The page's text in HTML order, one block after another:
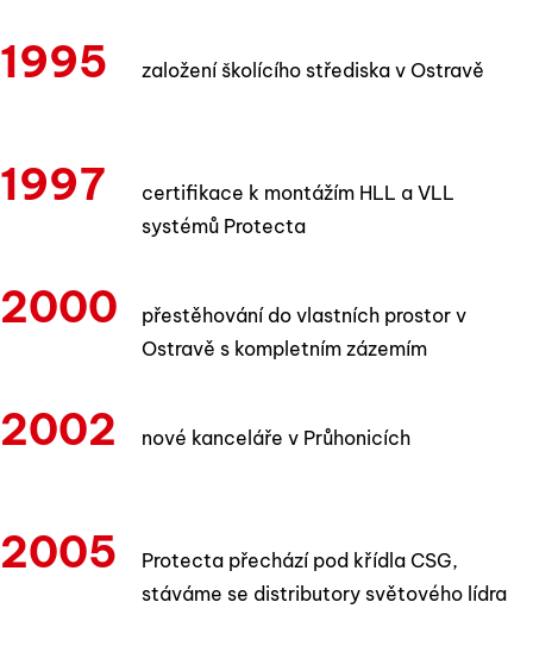
1995 založení školícího střediska v Ostravě
1997
certifikace k montážím HLL a VLL
systémů Protecta
2000
přestěhování do vlastních prostor v
Ostravě s kompletním zázemím
2002 nové kanceláře v Průhonicích
2005
Protecta přechází pod křídla CSG,
stáváme se distributory světového lídra